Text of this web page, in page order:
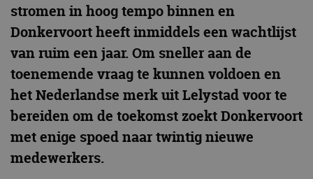
stromen in hoog tempo binnen en
Donkervoort heeft inmiddels een wachtlijst
van ruim een jaar. Om sneller aan de
toenemende vraag te kunnen voldoen en
het Nederlandse merk uit Lelystad voor te
bereiden om de toekomst zoekt Donkervoort
met enige spoed naar twintig nieuwe
medewerkers.